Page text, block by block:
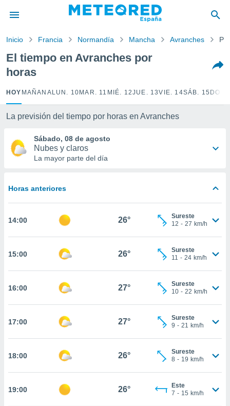
por
para
la
calidad.
a este
las
y
forma
basada
permite
coste.
botón
a la
todas
ya sean
nos
en
CONTINUAR
Inicio Francia Normandía Mancha Avranches
El tiempo en Avranches por
horas
HOY MAÑANA LUN. 10 MAR. 11 MIÉ. 12JUE. 13VIE. 14SÁB. 15
La previsión del tiempo por horas en Avranches
Sábado, 08 de agosto
Nubes y claros
La mayor parte del día
Horas anteriores
14:00 26°
Sureste
12 - 27 km/h
15:00 26°
Sureste
11 - 24 km/h
16:00 27°
Sureste
10 - 22 km/h
17:00 27°
Sureste
9 - 21 km/h
18:00 26°
Sureste
8 - 19 km/h
19:00 26°
Este
7 - 15 km/h